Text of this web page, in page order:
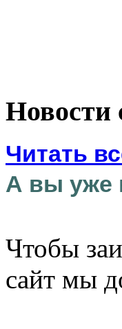
Новости
Читать
А вы уже
Чтобы
сайт мы